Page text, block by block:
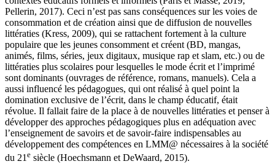
Pellerin, 2017). Ceci n’est pas sans conséquences sur les voies de
consommation et de création ainsi que de diffusion de nouvelles
littératies (Kress, 2009), qui se rattachent fortement à la culture
populaire que les jeunes consomment et créent (BD, mangas,
animés, films, séries, jeux digitaux, musique rap et slam, etc.) ou de
littératies plus scolaires pour lesquelles le mode écrit et l’imprimé
sont dominants (ouvrages de référence, romans, manuels). Cela a
aussi influencé les pédagogues, qui ont réalisé à quel point la
domination exclusive de l’écrit, dans le champ éducatif, était
révolue. Il fallait faire de la place à de nouvelles littératies et penser à
développer des approches pédagogiques plus en adéquation avec
l’enseignement de savoirs et de savoir-faire indispensables au
développement des compétences en LMM@ nécessaires à la société
du 21e siècle (Hoechsmann et DeWaard, 2015).